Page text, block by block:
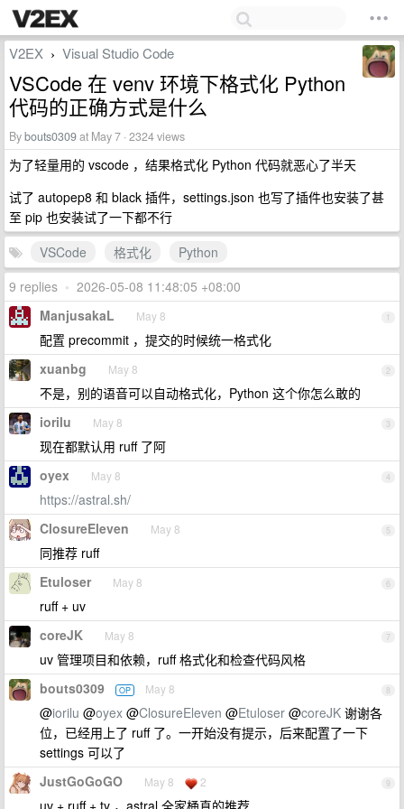
V2EX › Visual Studio Code
VSCode 在 venv 环境下格式化 Python
代码的正确方式是什么
Bybouts0309at May 7 · 2324 views
为了轻量用的 vscode ，结果格式化 Python 代码就恶心了半天
试了 autopep8 和 black 插件，settings.json 也写了插件也安装了甚
至 pip 也安装试了一下都不行
VSCode
格式化
Python
9 replies • 2026-05-08 11:48:05 +08:00
1
ManjusakaL May 8
配置 precommit ，提交的时候统一格式化
2
xuanbg May 8
不是，别的语音可以自动格式化，Python 这个你怎么敢的
3
iorilu May 8
现在都默认用 ruff 了阿
4
oyex May 8
https://astral.sh/
5
ClosureEleven May 8
同推荐 ruff
6
Etuloser May 8
ruff + uv
7
coreJK May 8
uv 管理项目和依赖，ruff 格式化和检查代码风格
8
bouts0309 OP May 8
@iorilu @oyex @ClosureEleven @Etuloser @coreJK 谢谢各
位，已经用上了 ruff 了。一开始没有提示，后来配置了一下
settings 可以了
9
JustGoGoGO May 8 2
uv + ruff + ty ，astral 全家桶真的推荐